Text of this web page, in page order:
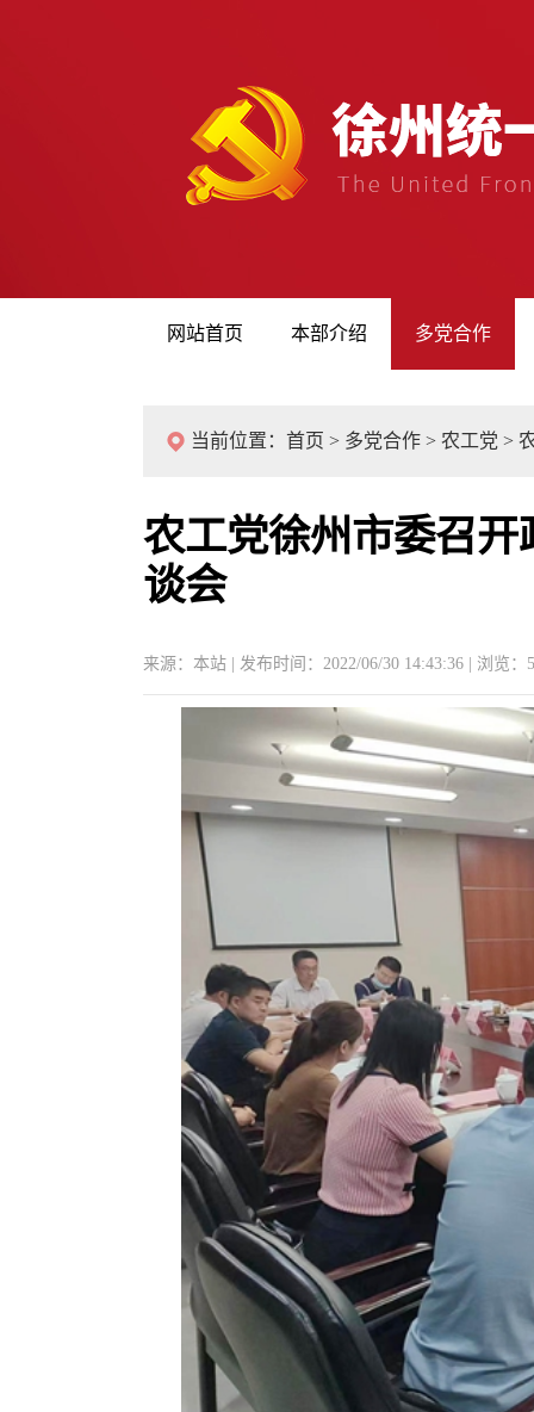
网站首页 本部介绍 多党合作
当前位置： 首页 > 多党合作 > 农工党 >
农工党徐州市委召
谈会
来源：本站 | 发布时间：2022/06/30 14:43:36 | 浏览：